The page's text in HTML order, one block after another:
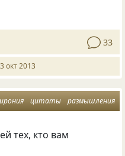
33
окт 2013
ирония цитаты размышления
тех, кто вам